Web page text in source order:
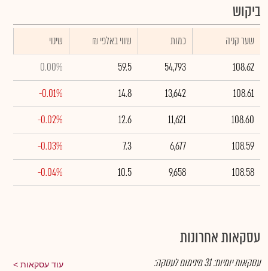
ביקוש
שער קניה כמות ₪ שווי באלפי
שינוי
108.62
54,793
59.5
0.00%
108.61
13,642
14.8
-0.01%
108.60
11,621
12.6
-0.02%
108.59
6,677
7.3
-0.03%
108.58
9,658
10.5
-0.04%
עסקאות אחרונות
עוד עסקאות עסקאות יומיות:31מינימום לעסקה: